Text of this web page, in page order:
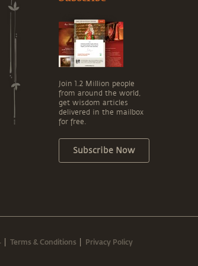
Join 1.2 Million people
from around the world,
get wisdom articles
delivered in the mailbox
for free.
Subscribe Now
Terms & Conditions Privacy Policy